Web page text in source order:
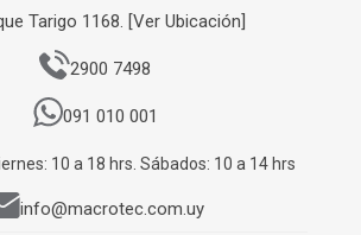
Tarigo 1168. [Ver Ubicación]
2900 7498
091 010 001
10 a 18 hrs. Sábados: 10 a 14 hrs
info@macrotec.com.uy